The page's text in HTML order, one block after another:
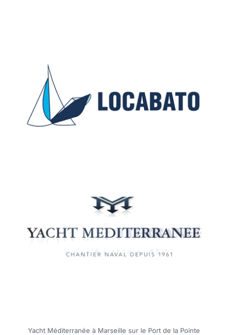
Yacht Méditerranée à Marseille sur le Port de la Pointe